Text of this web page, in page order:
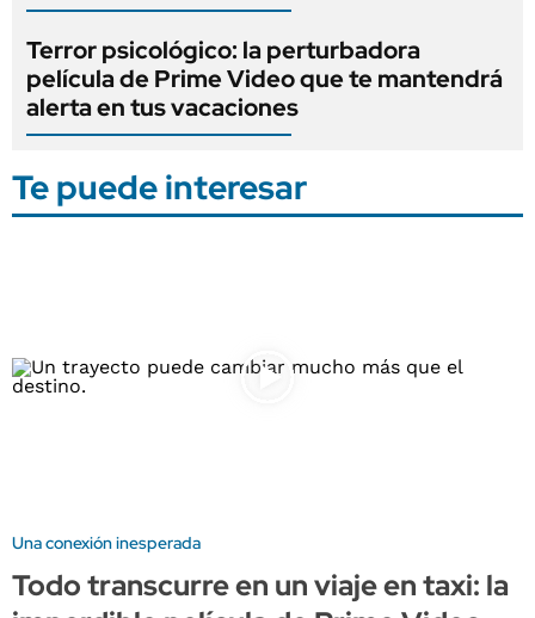
Terror psicológico: la perturbadora
película de Prime Video que te mantendrá
alerta en tus vacaciones
Te puede interesar
Una conexión inesperada
Todo transcurre en un viaje en taxi: la